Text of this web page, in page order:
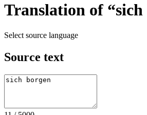
Translation of
Select source language
Source text